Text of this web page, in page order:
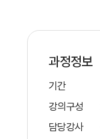
과정정보
기간
강의구성
담당강사